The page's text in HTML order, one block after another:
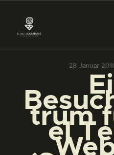
28 Januar
trum
el
DAS MUSEUM
DIGITALE